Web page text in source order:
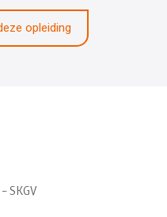
opleiding
SKGV